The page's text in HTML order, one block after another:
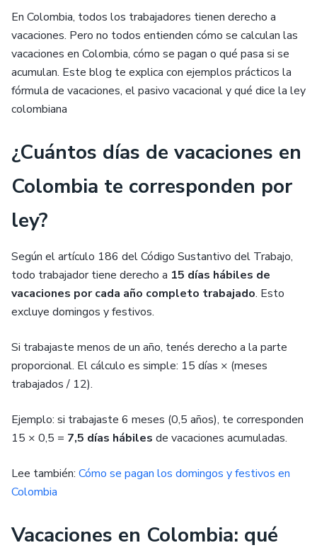
En Colombia, todos los trabajadores tienen derecho a
vacaciones. Pero no todos entienden cómo se calculan las
vacaciones en Colombia, cómo se pagan o qué pasa si se
acumulan. Este blog te explica con ejemplos prácticos la
fórmula de vacaciones, el pasivo vacacional y qué dice la ley
colombiana
¿Cuántos días de vacaciones en
Colombia te corresponden por
ley?
Según el artículo 186 del Código Sustantivo del Trabajo,
todo trabajador tiene derecho a 15 días hábiles de
vacaciones por cada año completo trabajado. Esto
excluye domingos y festivos.
Si trabajaste menos de un año, tenés derecho a la parte
proporcional. El cálculo es simple: 15 días × (meses
trabajados / 12).
Ejemplo: si trabajaste 6 meses (0,5 años), te corresponden
15 × 0,5 = 7,5 días hábiles de vacaciones acumuladas.
Lee también: Cómo se pagan los domingos y festivos en
Colombia
Vacaciones en Colombia: qué